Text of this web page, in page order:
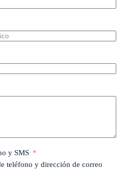
y SMS
teléfono y dirección de correo